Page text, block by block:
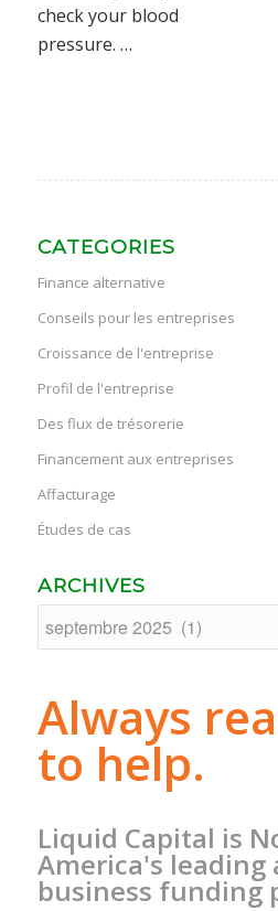
check your blood
pressure. …
CATEGORIES
Finance alternative
Conseils pour les entreprises
Croissance de l'entreprise
Profil de l'entreprise
Des flux de trésorerie
Financement aux entreprises
Affacturage
Études de cas
ARCHIVES
Always
to help.
Liquid Capital is
America's
business funding